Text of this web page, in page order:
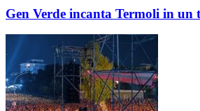
Gen Verde incanta Termoli in